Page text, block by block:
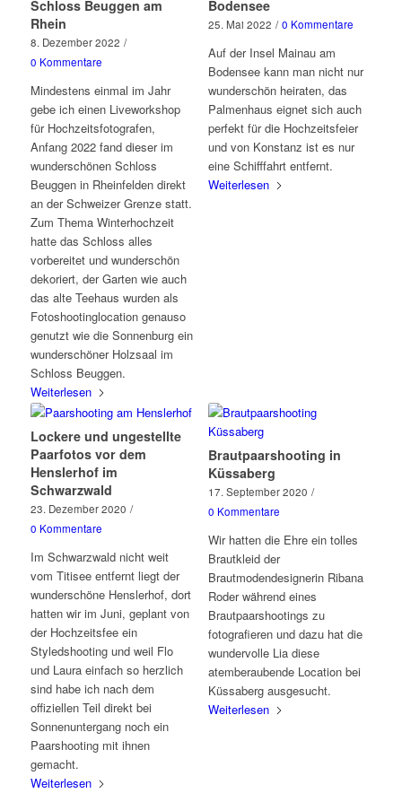
Schloss Beuggen am
Rhein
8. Dezember 2022 /
0 Kommentare
Mindestens einmal im Jahr
gebe ich einen Liveworkshop
für Hochzeitsfotografen,
Anfang 2022 fand dieser im
wunderschönen Schloss
Beuggen in Rheinfelden direkt
an der Schweizer Grenze statt.
Zum Thema Winterhochzeit
hatte das Schloss alles
vorbereitet und wunderschön
dekoriert, der Garten wie auch
das alte Teehaus wurden als
Fotoshootinglocation genauso
genutzt wie die Sonnenburg ein
wunderschöner Holzsaal im
Schloss Beuggen.
Weiterlesen
Bodensee
25. Mai 2022 / 0 Kommentare
Auf der Insel Mainau am
Bodensee kann man nicht nur
wunderschön heiraten, das
Palmenhaus eignet sich auch
perfekt für die Hochzeitsfeier
und von Konstanz ist es nur
eine Schifffahrt entfernt.
Weiterlesen
Lockere und ungestellte
Paarfotos vor dem
Henslerhof im
Schwarzwald
23. Dezember 2020 /
0 Kommentare
Im Schwarzwald nicht weit
vom Titisee entfernt liegt der
wunderschöne Henslerhof, dort
hatten wir im Juni, geplant von
der Hochzeitsfee ein
Styledshooting und weil Flo
und Laura einfach so herzlich
sind habe ich nach dem
offiziellen Teil direkt bei
Sonnenuntergang noch ein
Paarshooting mit ihnen
gemacht.
Weiterlesen
Brautpaarshooting in
Küssaberg
17. September 2020 /
0 Kommentare
Wir hatten die Ehre ein tolles
Brautkleid der
Brautmodendesignerin Ribana
Roder während eines
Brautpaarshootings zu
fotografieren und dazu hat die
wundervolle Lia diese
atemberaubende Location bei
Küssaberg ausgesucht.
Weiterlesen